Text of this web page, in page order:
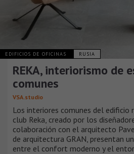
EDIFICIOS DE OFICINAS RUSIA
REKA, interiorismo de
comunes
VSA.studio
Los interiores comunes del edificio
club Reka, creado por los
colaboración con el arquitecto
de arquitectura GRAN, presentan
entre el confort moderno y el